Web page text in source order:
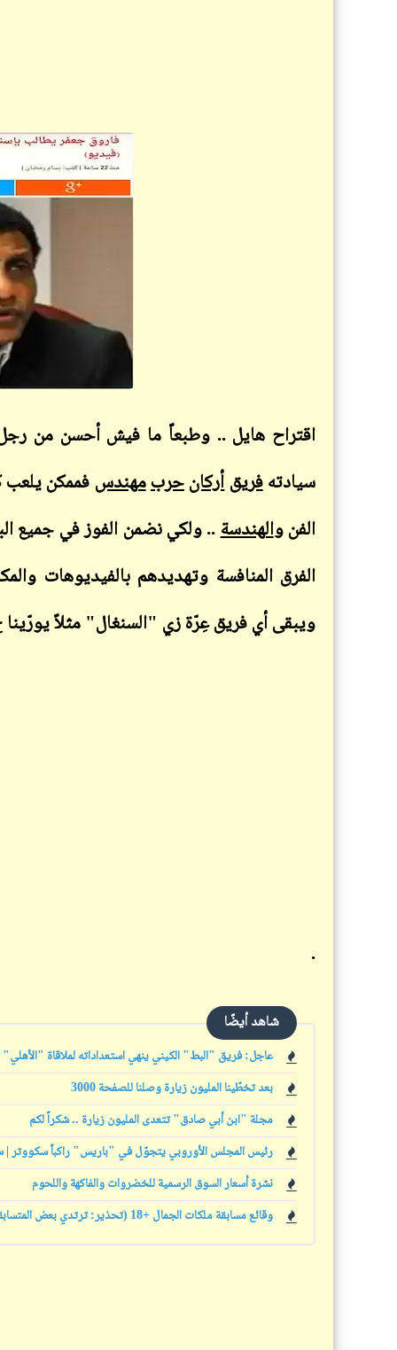
اقتراح هايل .. وطبعاً ما فيش أحسن من
سيادتهفريقأركانحربمهندسفممكن يلعب
الفن والهندسة.. ولكي نضمن الفوز في جميع
الفرق المنافسة وتهديدهم بالفيديوهات
ويبقى أي فريق عِرّة زي "السنغال" مثلاً يورّينا
.
شاهد أيضًا
عاجل: فريق "البط" الكيني ينهي استعداداته لملاقاة "الأهلي"
بعد تخطّينا المليون زيارة وصلنا للصفحة 3000
مجلة "ابن أبي صادق" تتعدى المليون زيارة .. شكراً لكم
رئيس المجلس الأوروبي يتجوّل في "باريس" راكباً سكووتر
نشرة أسعار السوق الرسمية للخضروات والفاكهة واللحوم
وقائع مسابقة ملكات الجمال +18 (تحذير: ترتدي بعض المتسابقات ملابس عارية)